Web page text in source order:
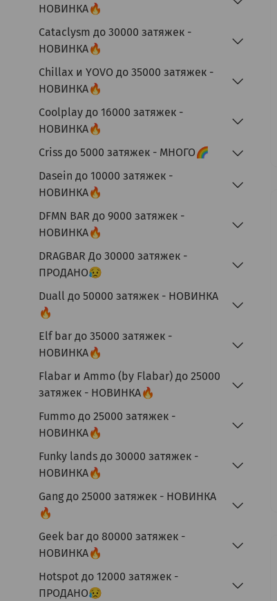
НОВИНКА🔥
Cataclysm до 30000 затяжек -
НОВИНКА🔥
Chillax и YOVO до 35000 затяжек -
НОВИНКА🔥
Coolplay до 16000 затяжек -
НОВИНКА🔥
Criss до 5000 затяжек - МНОГО🌈
Dasein до 10000 затяжек -
НОВИНКА🔥
DFMN BAR до 9000 затяжек -
НОВИНКА🔥
DRAGBAR До 30000 затяжек -
ПРОДАНО😥
Duall до 50000 затяжек - НОВИНКА
🔥
Elf bar до 35000 затяжек -
НОВИНКА🔥
Flabar и Ammo (by Flabar) до 25000
затяжек - НОВИНКА🔥
Fummo до 25000 затяжек -
НОВИНКА🔥
Funky lands до 30000 затяжек -
НОВИНКА🔥
Gang до 25000 затяжек - НОВИНКА
🔥
Geek bar до 80000 затяжек -
НОВИНКА🔥
Hotspot до 12000 затяжек -
ПРОДАНО😥